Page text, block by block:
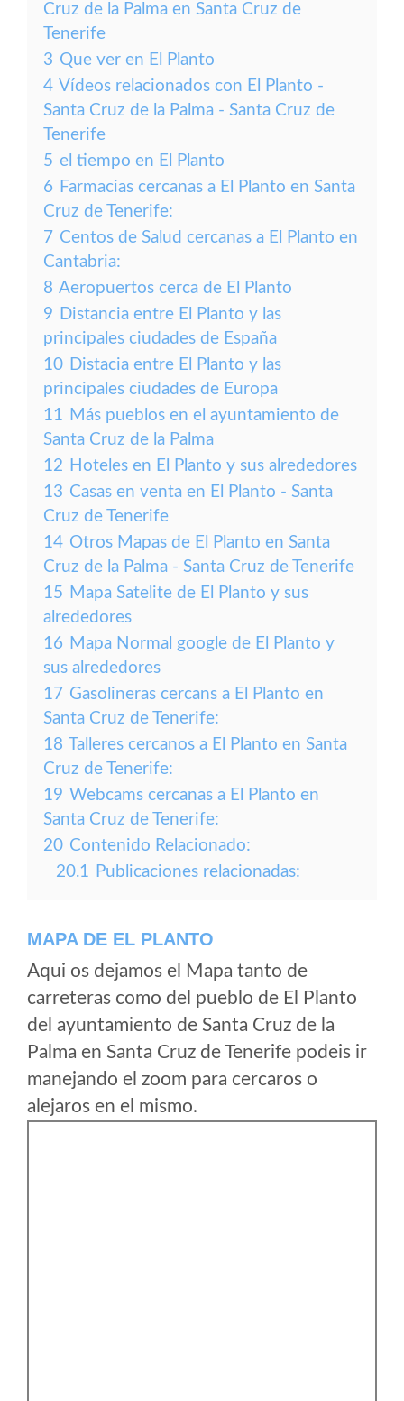
Cruz de la Palma en Santa Cruz de
Tenerife
3 Que ver en El Planto
4 Vídeos relacionados con El Planto -
Santa Cruz de la Palma - Santa Cruz de
Tenerife
5 el tiempo en El Planto
6 Farmacias cercanas a El Planto en Santa
Cruz de Tenerife:
7 Centos de Salud cercanas a El Planto en
Cantabria:
8 Aeropuertos cerca de El Planto
9 Distancia entre El Planto y las
principales ciudades de España
10 Distacia entre El Planto y las
principales ciudades de Europa
11 Más pueblos en el ayuntamiento de
Santa Cruz de la Palma
12 Hoteles en El Planto y sus alrededores
13 Casas en venta en El Planto - Santa
Cruz de Tenerife
14 Otros Mapas de El Planto en Santa
Cruz de la Palma - Santa Cruz de Tenerife
15 Mapa Satelite de El Planto y sus
alrededores
16 Mapa Normal google de El Planto y
sus alrededores
17 Gasolineras cercans a El Planto en
Santa Cruz de Tenerife:
18 Talleres cercanos a El Planto en Santa
Cruz de Tenerife:
19 Webcams cercanas a El Planto en
Santa Cruz de Tenerife:
20 Contenido Relacionado:
20.1 Publicaciones relacionadas:
MAPA DE EL PLANTO
Aqui os dejamos el Mapa tanto de
carreteras como del pueblo de El Planto
del ayuntamiento de Santa Cruz de la
Palma en Santa Cruz de Tenerife podeis ir
manejando el zoom para cercaros o
alejaros en el mismo.